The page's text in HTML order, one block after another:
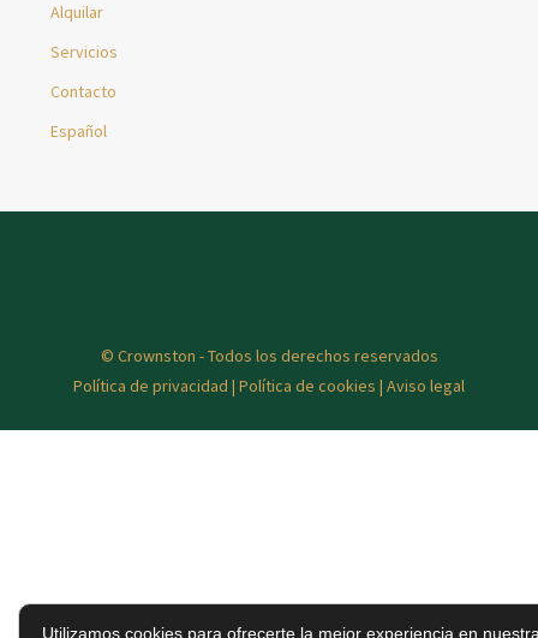
Alquilar
Servicios
Contacto
Español
© Crownston - Todos los derechos reservados
Política de privacidad | Política de cookies | Aviso legal
Utilizamos cookies para ofrecerte la mejor experiencia en